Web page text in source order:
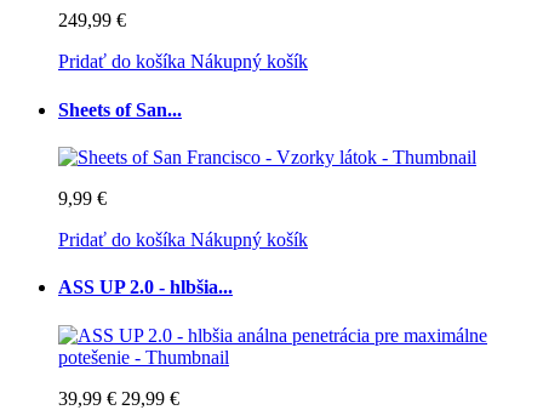
249,99 €
Pridať do košíka Nákupný košík
Sheets of San...
9,99 €
Pridať do košíka Nákupný košík
ASS UP 2.0 - hlbšia...
39,99 € 29,99 €